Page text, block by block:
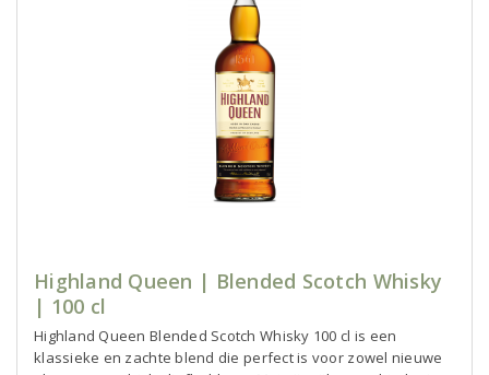
Highland Queen | Blended Scotch Whisky
| 100 cl
Highland Queen Blended Scotch Whisky 100 cl is een
klassieke en zachte blend die perfect is voor zowel nieuwe